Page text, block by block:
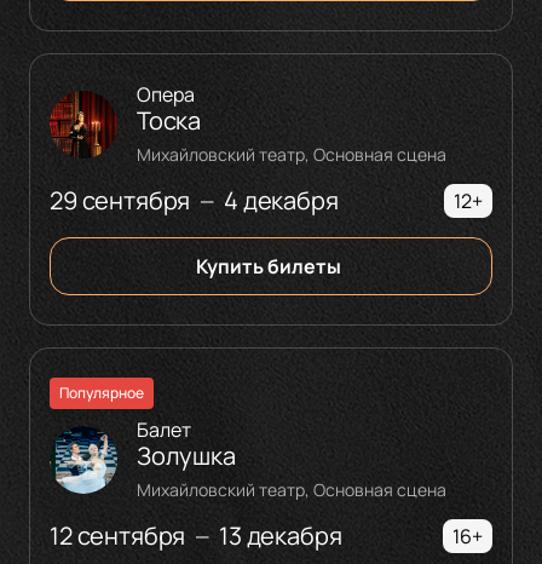
29 сентября — 4 декабря
Опера
Тоска
Михайловский театр, Основная сцена
12+
Купить билеты
Популярное
12 сентября — 13 декабря
Балет
Золушка
Михайловский театр, Основная сцена
16+